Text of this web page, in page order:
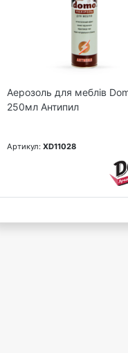
Аерозоль для меблів
250мл Антипил
Артикул: XD11028